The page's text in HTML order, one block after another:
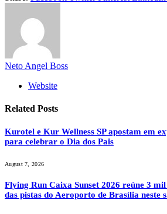
Neto Angel Boss
Website
Related Posts
Kurotel e Kur Wellness SP apostam em
para celebrar o Dia dos Pais
August 7, 2026
Flying Run Caixa Sunset 2026 reúne 3
das pistas do Aeroporto de Brasília neste